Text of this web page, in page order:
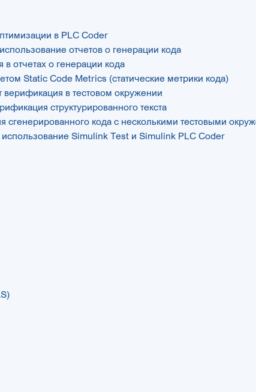
в PLC Coder
отчетов о генерации кода
отчетах о генерации кода
Static Code Metrics (статические метрики кода)
верификация в тестовом окружении
структурированного текста
сгенерированного кода с несколькими тестовыми
Simulink Test и Simulink PLC Coder